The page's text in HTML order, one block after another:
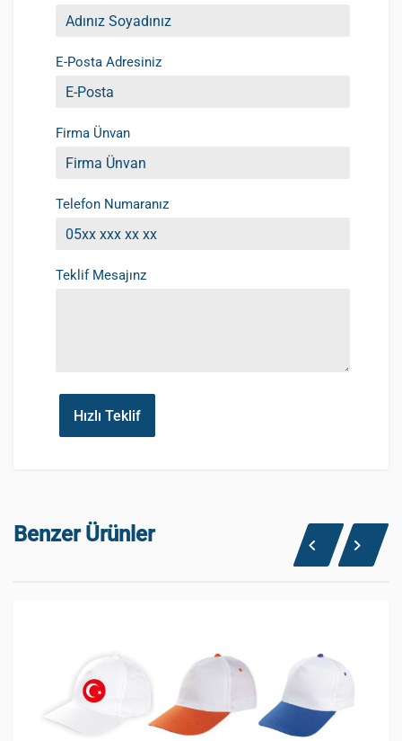
E-Posta Adresiniz
Firma Ünvan
Telefon Numaranız
Teklif Mesajınz
Hızlı Teklif
Benzer Ürünler